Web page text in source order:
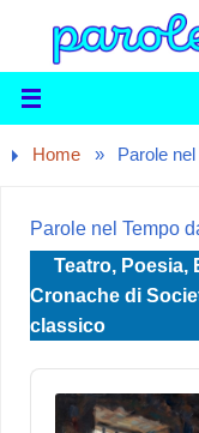
Home » Parole
Parole nel Tempo
Teatro, Poesia,
Cronache di
classico
Audio
Player